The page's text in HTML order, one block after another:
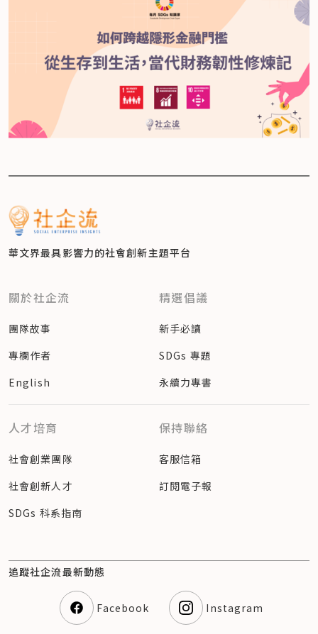
華文界最具影響力的社會創新主題平台
關於社企流
團隊故事
專欄作者
English
精選倡議
新手必讀
SDGs 專題
永續力專書
人才培育
社會創業團隊
社會創新人才
SDGs 科系指南
保持聯絡
客服信箱
訂閱電子報
追蹤社企流最新動態
Facebook Instagram